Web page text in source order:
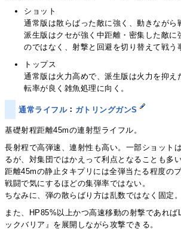
ショット
通常版は散らばった敵に強く、動きながら
派生版はクセが強く中距離・密集した敵に
のではなく、射撃と回避を切り替えて戦う
トップス
通常版は火力高めで、派生版は火力を抑え
転率が良く雑魚処理に向く。
通常ライフル： ガトリングガンS
基礎射程距離45mの連射型ライフル。
長射程で高弾速、連射性も高い。一部ショット
るが、対集団ではかえって利点となることも多い
距離45mの静止タキプリには全弾当たる程度の
戦闘で気にするほどの集弾率ではない。
ちなみに、弾の散らばり方は乱数ではなく固定。
また、HP85%以上かつ高速移動の射撃であれば
ックバリア』を展開しながら攻撃できる。